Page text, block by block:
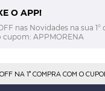
O APP!
nas Novidades na sua 1°
cupom: APPMORENA
NA 1° COMPRA COM O